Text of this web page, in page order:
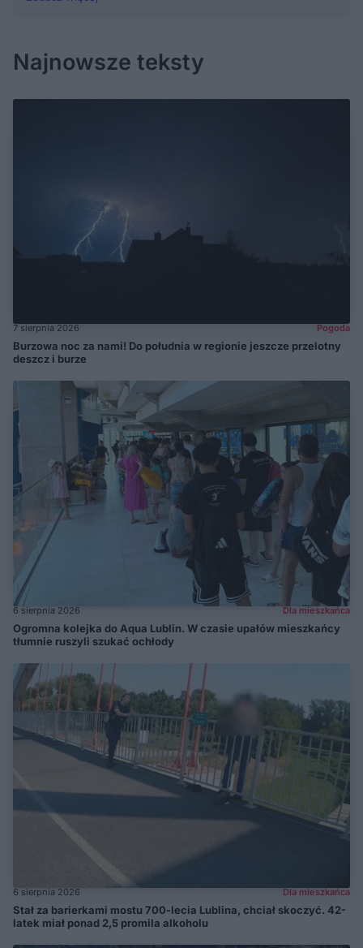
Najnowsze teksty
7 sierpnia 2026 Pogoda
Burzowa noc za nami! Do południa w regionie jeszcze przelotny
deszcz i burze
6 sierpnia 2026 Dla mieszkańca
Ogromna kolejka do Aqua Lublin. W czasie upałów mieszkańcy
tłumnie ruszyli szukać ochłody
6 sierpnia 2026 Dla mieszkańca
Stał za barierkami mostu 700-lecia Lublina, chciał skoczyć. 42-
latek miał ponad 2,5 promila alkoholu